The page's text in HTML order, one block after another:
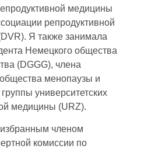
медицины
репродуктивной
Я также занимала
Немецкого общества
(DGGG), члена
менопаузы и
университетских
медицины (URZ).
членом
комиссии по